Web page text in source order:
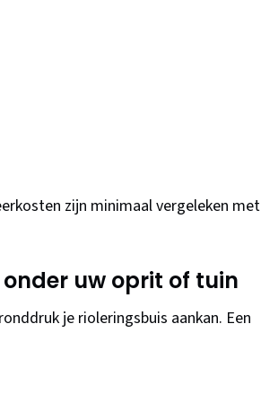
zijn minimaal vergeleken met
onder uw oprit of tuin
je rioleringsbuis aankan. Een